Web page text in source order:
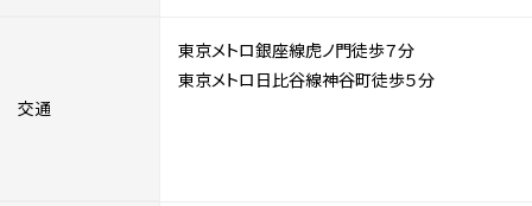
交通
東京メトロ銀座線虎ノ門徒歩７分
東京メトロ日比谷線神谷町徒歩５分